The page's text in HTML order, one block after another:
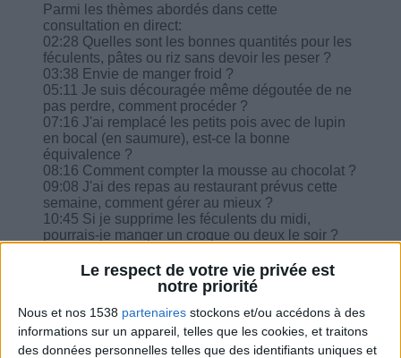
Le respect de votre vie privée est
notre priorité
Nous et nos 1538 partenaires stockons et/ou accédons à des
informations sur un appareil, telles que les cookies, et traitons
des données personnelles telles que des identifiants uniques et
Parmi les thèmes abordés dans cette
consultation en direct:
02:28 Quelles sont les bonnes quantités pour les
féculents, pâtes ou riz sans devoir les peser ?
03:38 Envie de manger froid ?
05:11 Je suis découragée même dégoutée de ne
pas perdre, comment procéder ?
07:16 J'ai remplacé les petits pois avec de lupin
en bocal (en saumure), est-ce la bonne
équivalence ?
08:16 Comment compter la mousse au chocolat ?
09:08 J'ai des repas au restaurant prévus cette
semaine, comment gérer au mieux ?
10:45 Si je supprime les féculents du midi,
pourrais-je manger un croque ou deux le soir ?
mêmes à 1400 calories qu'à 900 calories ?
12:17 Les oeufs en gelée qu'en pensez-vous ?
12:53 Après un jeûne de 16h (sans petit
déjeuner), que doit être le plan de la journée ?